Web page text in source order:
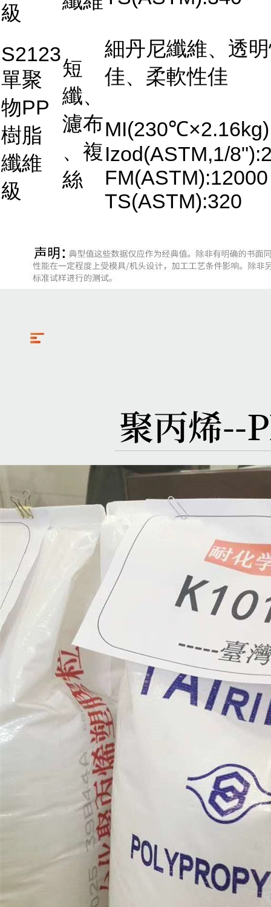
級
S2123
單聚
物PP
樹脂
纖維
級
短
纖、
濾布
、複
絲
細丹尼纖維、透
佳、柔軟性佳
Izod(ASTM,1/
FM(ASTM):12000
TS(ASTM):320